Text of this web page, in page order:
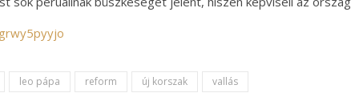
leo pápa reform új korszak vallás